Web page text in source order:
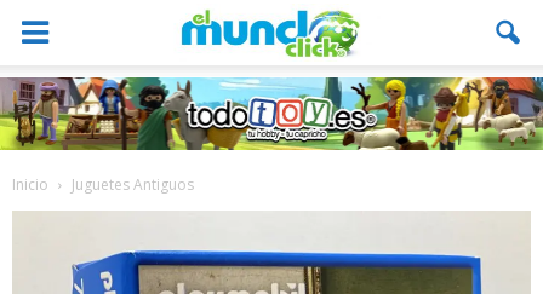
Inicio Juguetes Antiguos